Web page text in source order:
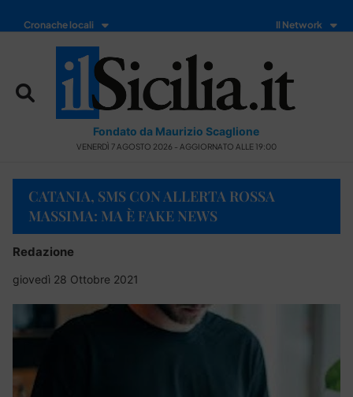
Cronache locali Il Network
Fondato da Maurizio Scaglione
VENERDÌ 7 AGOSTO 2026 - AGGIORNATO ALLE 19:00
CATANIA, SMS CON ALLERTA ROSSA
MASSIMA: MA È FAKE NEWS
Redazione
giovedì 28 Ottobre 2021